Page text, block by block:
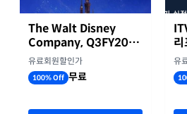
The Walt Disney
Company, Q3FY2026
실적자료
유료회원할인가
100% Off 무료
리
유